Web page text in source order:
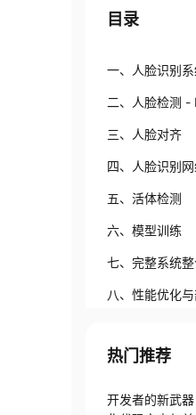
目录
一、人脸识别
二、人脸检测
三、人脸对齐
四、人脸识别
五、活体检测
六、模型训练
七、完整系统
八、性能优化
热门推荐
开发者的新武